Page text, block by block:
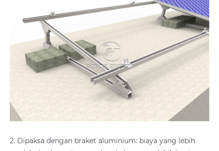
2. Dipaksa dengan braket aluminium: biaya yang lebih